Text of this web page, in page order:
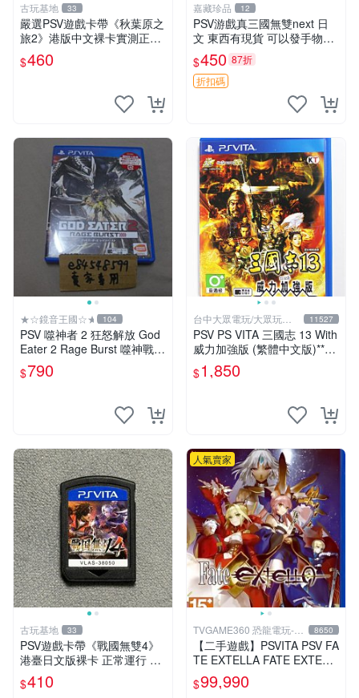
古玩基地 33
嚴選PSV遊戲卡帶《秋葉原之
旅2》港版中文裸卡實測正
常，專機遊戲只可在SONY P
SV上運行 卡帶 psv 港版
$460
嘉藏珍品 12
PSV游戲真三國無雙next 日
文 東西有現貨 可以發手物品
無質量問題售不退不換
$450 87折
折扣碼
★☆鏡音王國☆★ 104
PSV 噬神者 2 狂怒解放 God
Eater 2 Rage Burst 噬神戰士
2 純日版 二手良品
$790
台中大眾電玩/大眾玩具
店
11527
PSV PS VITA 三國志 13 With
威力加強版 (繁體中文版)**
(二手商品)【台中大眾電玩】
$1,850
古玩基地 33
PSV遊戲卡帶《戰國無雙4》
港臺日文版裸卡 正常運行 臺
灣索尼專用 游戲機械玩不了
戰國無雙 4 PSV 港版 卡帶 無
$410
人氣賣家
TVGAME360 恐龍電玩-台
中店
8650
【二手遊戲】PSVITA PSV FA
TE EXTELLA FATE EXTELL
A 中文版【台中恐龍電玩】
$99,990